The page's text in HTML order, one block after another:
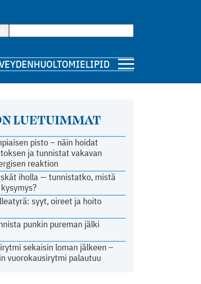
MIELIPIDE
LUETUIMMAT
pisto – näin hoidat
ja tunnistat vakavan
reaktion
iholla — tunnistatko, mistä
syyt, oireet ja hoito
punkin pureman jälki
sekaisin loman jälkeen –
vuorokausirytmi palautuu